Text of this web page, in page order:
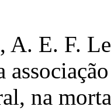
A. E. F.
na